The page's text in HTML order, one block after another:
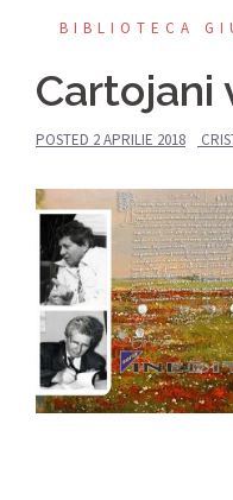
BIBLIOTECA
Cartojani
POSTED 2 APRILIE 2018